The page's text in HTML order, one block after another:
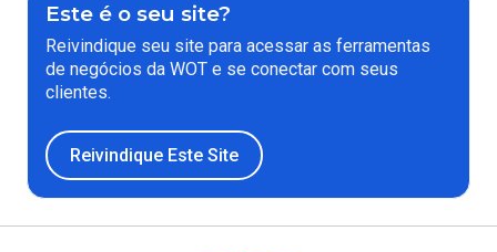
Este é o seu site?
Reivindique seu site para acessar as ferramentas
de negócios da WOT e se conectar com seus
clientes.
Reivindique Este Site